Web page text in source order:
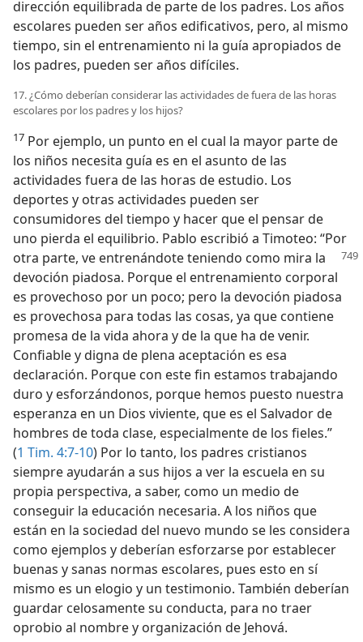
dirección equilibrada de parte de los padres. Los años
escolares pueden ser años edificativos, pero, al mismo
tiempo, sin el entrenamiento ni la guía apropiados de
los padres, pueden ser años difíciles.
17. ¿Cómo deberían considerar las actividades de fuera de las horas
escolares por los padres y los hijos?
17 Por ejemplo, un punto en el cual la mayor parte de
los niños necesita guía es en el asunto de las
actividades fuera de las horas de estudio. Los
deportes y otras actividades pueden ser
consumidores del tiempo y hacer que el pensar de
uno pierda el equilibrio. Pablo escribió a Timoteo: “Por
otra parte, ve entrenándote teniendo como mira la
devoción piadosa. Porque el entrenamiento corporal
es provechoso por un poco; pero la devoción piadosa
es provechosa para todas las cosas, ya que contiene
promesa de la vida ahora y de la que ha de venir.
Confiable y digna de plena aceptación es esa
declaración. Porque con este fin estamos trabajando
duro y esforzándonos, porque hemos puesto nuestra
esperanza en un Dios viviente, que es el Salvador de
hombres de toda clase, especialmente de los fieles.”
(1 Tim. 4:7-10) Por lo tanto, los padres cristianos
siempre ayudarán a sus hijos a ver la escuela en su
propia perspectiva, a saber, como un medio de
conseguir la educación necesaria. A los niños que
están en la sociedad del nuevo mundo se les considera
como ejemplos y deberían esforzarse por establecer
buenas y sanas normas escolares, pues esto en sí
mismo es un elogio y un testimonio. También deberían
guardar celosamente su conducta, para no traer
oprobio al nombre y organización de Jehová.